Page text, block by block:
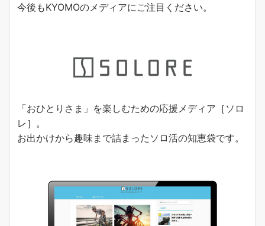
今後もKYOMOのメディアにご注目ください。
「おひとりさま」を楽しむための応援メディア［ソロ
レ］。
お出かけから趣味まで詰まったソロ活の知恵袋です。